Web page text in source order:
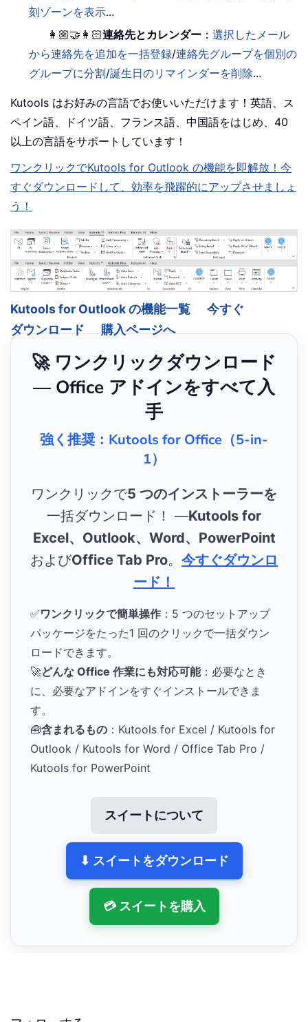
刻ゾーンを表示...
👩🏼‍🤝‍👩🏻連絡先とカレンダー ：選択したメール
から連絡先を追加を一括登録/連絡先グループを個別の
グループに分割/誕生日のリマインダーを削除...
Kutools はお好みの言語でお使いいただけます！英語、ス
ペイン語、ドイツ語、フランス語、中国語をはじめ、40
以上の言語をサポートしています！
ワンクリックでKutools for Outlook の機能を即解放！今
すぐダウンロードして、効率を飛躍的にアップさせましょ
う！
Kutools for Outlook の機能一覧
今すぐ
ダウンロード
購入ページへ
🚀 ワンクリックダウンロード
— Office アドインをすべて入
手
強く推奨：Kutools for Office（5-in-
1）
ワンクリックで5 つのインストーラーを
一括ダウンロード！ ―Kutools for
Excel、Outlook、Word、PowerPoint
およびOffice Tab Pro。 今すぐダウンロ
ード！
✅ワンクリックで簡単操作 ：5 つのセットアップ
パッケージをたった1 回のクリックで一括ダウン
ロードできます。
🚀どんな Office 作業にも対応可能：必要なとき
に、必要なアドインをすぐインストールできま
す。
🧰含まれるもの ：Kutools for Excel / Kutools for
Outlook / Kutools for Word / Office Tab Pro /
Kutools for PowerPoint
スイートについて
⬇ スイートをダウンロード
💳 スイートを購入